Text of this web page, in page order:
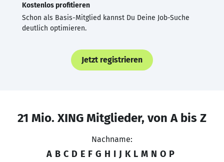
Kostenlos profitieren
Schon als Basis-Mitglied kannst Du Deine Job-Suche
deutlich optimieren.
Jetzt registrieren
21 Mio. XING Mitglieder, von A bis Z
Nachname:
A B C D E F G H I J K L M N O P